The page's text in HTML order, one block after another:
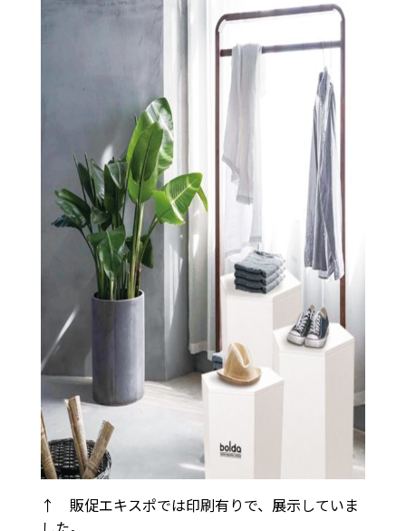
↑ 販促エキスポでは印刷有りで、展示していま